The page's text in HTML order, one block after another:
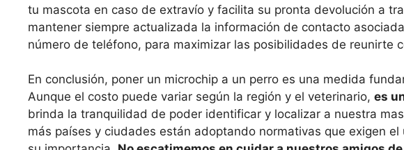
tu mascota en caso de extravío y facilita su pronta devolución a
mantener siempre actualizada la información de contacto
número de teléfono, para maximizar las posibilidades de reunirte
En conclusión, poner un microchip a un perro es una medida
Aunque el costo puede variar según la región y el veterinario, es
brinda la tranquilidad de poder identificar y localizar a nuestra
más países y ciudades están adoptando normativas que exigen